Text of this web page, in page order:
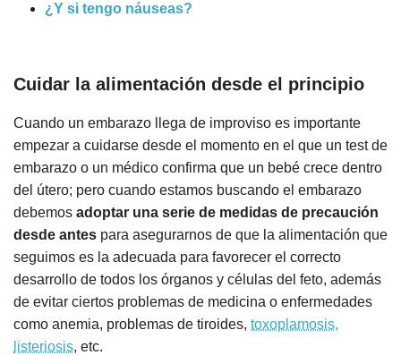
¿Y si tengo náuseas?
Cuidar la alimentación desde el principio
Cuando un embarazo llega de improviso es importante
empezar a cuidarse desde el momento en el que un test de
embarazo o un médico confirma que un bebé crece dentro
del útero; pero cuando estamos buscando el embarazo
debemos adoptar una serie de medidas de precaución
desde antes para asegurarnos de que la alimentación que
seguimos es la adecuada para favorecer el correcto
desarrollo de todos los órganos y células del feto, además
de evitar ciertos problemas de medicina o enfermedades
como anemia, problemas de tiroides, toxoplamosis,
listeriosis, etc.